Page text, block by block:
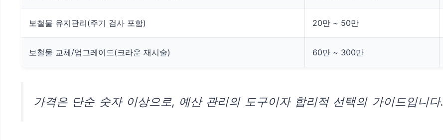
보철물 유지관리(주기 검사 포함) 20만 ~ 50만
보철물 교체/업그레이드(크라운 재시술) 60만 ~ 300만
가격은 단순 숫자 이상으로, 예산 관리의 도구이자 합리적 선택의 가이드입니다.